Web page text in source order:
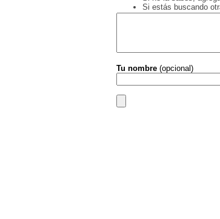
Si estás buscando
Tu nombre (opcional)